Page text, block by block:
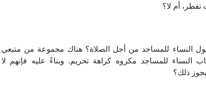
أم لا؟
النساء للمساجد من أجل الصلاة؟ هناك مجموعة من متبعي
النساء للمساجد مكروه كراهة تحريم. وبناءً عليه فإنهم لا
ذلك؟